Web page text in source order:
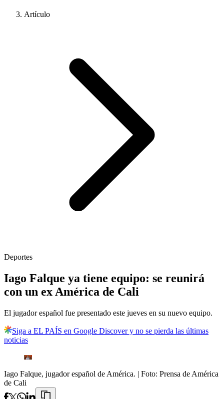
Artículo
Deportes
Iago Falque ya tiene equipo: se reunirá
con un ex América de Cali
El jugador español fue presentado este jueves en su nuevo equipo.
Siga a EL PAÍS en Google Discover y no se pierda las últimas
noticias
Iago Falque, jugador español de América. | Foto: Prensa de América
de Cali